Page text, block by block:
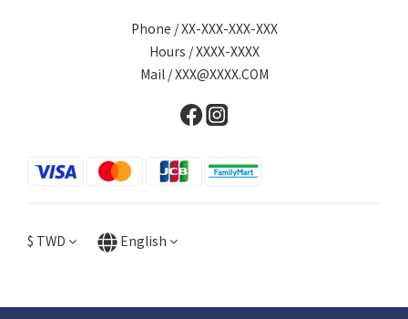
Phone / XX-XXX-XXX-XXX
Hours / XXXX-XXXX
Mail / XXX@XXXX.COM
$ TWD English